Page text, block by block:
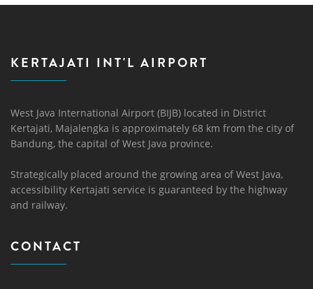
KERTAJATI INT'L AIRPORT
West Java International Airport (BIJB) located in District
Kertajati, Majalengka is approximately 68 km from the city of
Bandung, the capital of West Java province.
Strategically placed around the growing area of ​​West Java,
accessibility Kertajati service is guaranteed by the highway
and railway.
CONTACT